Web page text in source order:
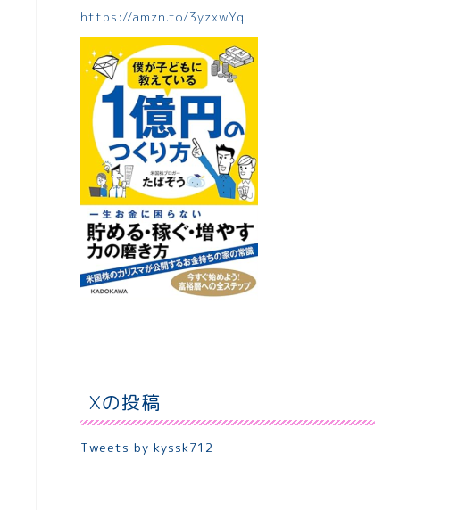
https://amzn.to/3yzxwYq
Xの投稿
Tweets by kyssk712